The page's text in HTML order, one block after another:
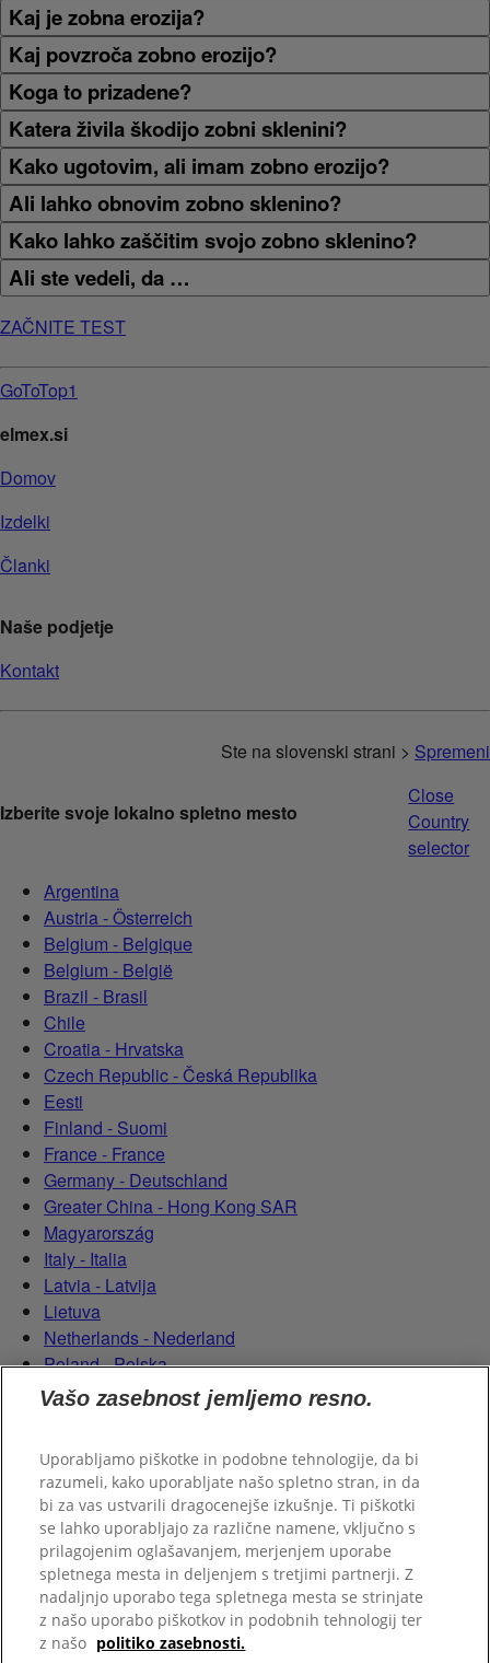
Kaj je zobna erozija?
Kaj povzroča zobno erozijo?
Koga to prizadene?
Katera živila škodijo zobni sklenini?
Kako ugotovim, ali imam zobno erozijo?
Ali lahko obnovim zobno sklenino?
Kako lahko zaščitim svojo zobno sklenino?
Ali ste vedeli, da …
ZAČNITE TEST
GoToTop1
elmex.si
Domov
Izdelki
Članki
Naše podjetje
Kontakt
Ste na slovenski strani > Spremeni
Izberite svoje lokalno spletno mesto
Close
Country
selector
Argentina
Austria - Österreich
Belgium - Belgique
Belgium - België
Brazil - Brasil
Chile
Croatia - Hrvatska
Czech Republic - Česká Republika
Eesti
Finland - Suomi
France - France
Germany - Deutschland
Greater China - Hong Kong SAR
Magyarország
Italy - Italia
Latvia - Latvija
Lietuva
Netherlands - Nederland
Poland - Polska
România
Slovenija
Switzerland (Schweiz)
Switzerland (Suisse)
Vašo zasebnost jemljemo resno.
Uporabljamo piškotke in podobne tehnologije, da bi
razumeli, kako uporabljate našo spletno stran, in da
bi za vas ustvarili dragocenejše izkušnje. Ti piškotki
se lahko uporabljajo za različne namene, vključno s
prilagojenim oglašavanjem, merjenjem uporabe
spletnega mesta in deljenjem s tretjimi partnerji. Z
nadaljnjo uporabo tega spletnega mesta se strinjate
z našo uporabo piškotkov in podobnih tehnologij ter
z našo politiko zasebnosti.